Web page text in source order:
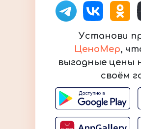
Установи
ЦеноМер,
выгодные цены
своём